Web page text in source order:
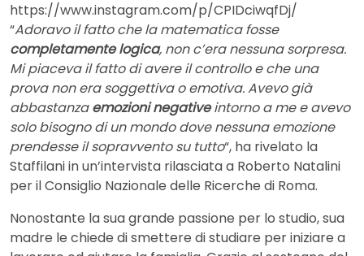
https://www.instagram.com/p/CPIDciwqfDj/
“Adoravo il fatto che la matematica fosse
completamente logica, non c’era nessuna sorpresa.
Mi piaceva il fatto di avere il controllo e che una
prova non era soggettiva o emotiva. Avevo già
abbastanzaemozioni negativeintorno a me e avevo
solo bisogno di un mondo dove nessuna emozione
prendesse il sopravvento su tutto“, ha rivelato la
Staffilani in un’intervista rilasciata a Roberto Natalini
per il Consiglio Nazionale delle Ricerche di Roma.
Nonostante la sua grande passione per lo studio, sua
madre le chiede di smettere di studiare per iniziare a